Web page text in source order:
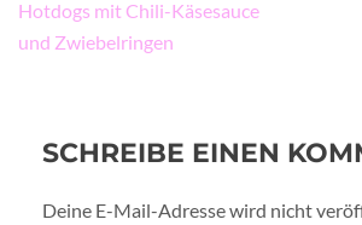
Hotdogs mit Chili-Käsesauce
und Zwiebelringen
SCHREIBE EINEN
Deine E-Mail-Adresse wird nicht